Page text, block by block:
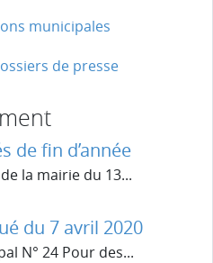
municipales
de presse
de fin d’année
la mairie du 13...
du 7 avril 2020
N° 24 Pour des...